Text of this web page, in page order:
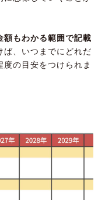
額もわかる範囲で記載
ば、いつまでにどれだ
の目安をつけられま